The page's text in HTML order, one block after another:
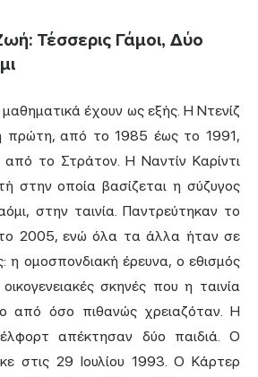
Τέσσερις Γάμοι, Δύο
έχουν ως εξής. Η Ντενίζ
πρώτη, από το 1985 έως το 1991,
από το Στράτον. Η Ναντίν Καρίντι
στην οποία βασίζεται η σύζυγος
στην ταινία. Παντρεύτηκαν το
2005, ενώ όλα τα άλλα ήταν σε
ομοσπονδιακή έρευνα, ο εθισμός
σκηνές που η ταινία
από όσο πιθανώς χρειαζόταν. Η
απέκτησαν δύο παιδιά. Ο
στις 29 Ιουλίου 1993. Ο Κάρτερ